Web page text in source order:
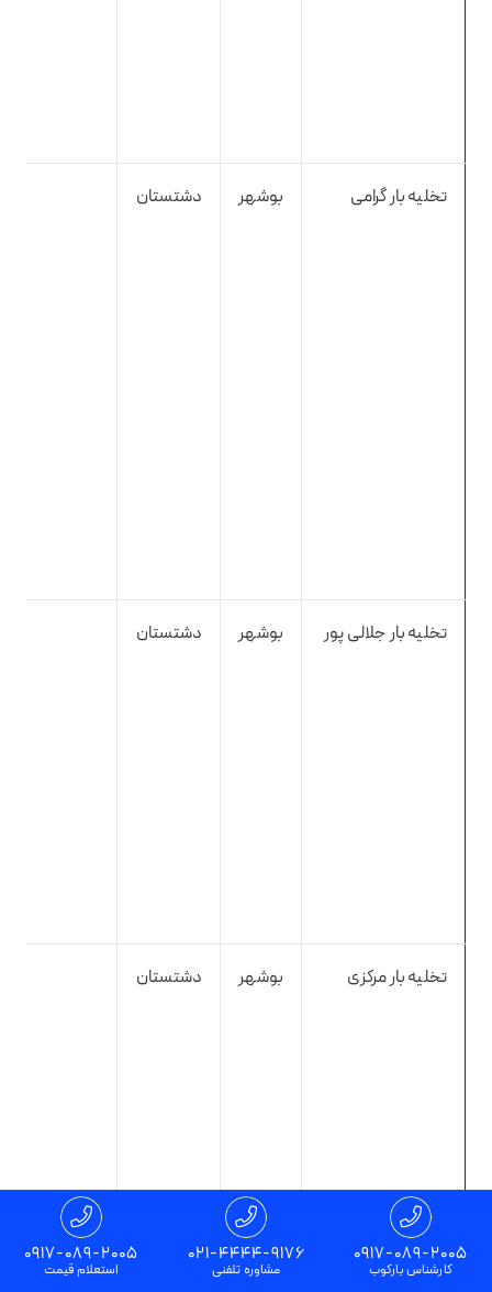
تخلیه بار گرامی بوشهر دشتستان
تخلیه بار جلالی پور بوشهر دشتستان
تخلیه بار مرکزی بوشهر دشتستان
0917-089-2005
کارشناس بارکوب
021-4444-9176
مشاوره تلفنی
0917-089-2005
استعلام قیمت